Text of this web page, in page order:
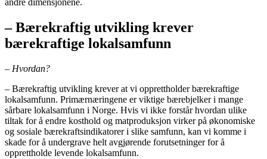
andre dimensjonene.
– Bærekraftig utvikling krever
bærekraftige lokalsamfunn
– Hvordan?
– Bærekraftig utvikling krever at vi opprettholder bærekraftige
lokalsamfunn. Primærnæringene er viktige bærebjelker i mange
sårbare lokalsamfunn i Norge. Hvis vi ikke forstår hvordan ulike
tiltak for å endre kosthold og matproduksjon virker på økonomiske
og sosiale bærekraftsindikatorer i slike samfunn, kan vi komme i
skade for å undergrave helt avgjørende forutsetninger for å
opprettholde levende lokalsamfunn.